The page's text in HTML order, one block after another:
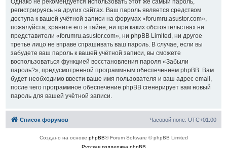
Однако не рекомендуется использовать этот же самый пароль,
регистрируясь на других сайтах. Ваш пароль является средством
доступа к вашей учётной записи на форумах «forumru.asustor.com»,
пожалуйста, храните его в тайне, ни при каких обстоятельствах ни
представители «forumru.asustor.com», ни phpBB Limited, ни другое
третье лицо не вправе спрашивать ваш пароль. В случае, если вы
забудете ваш пароль к вашей учётной записи, вы сможете
воспользоваться функцией восстановления пароля «Забыли
пароль?», предусмотренной программным обеспечением phpBB. Вам
будет необходимо ввести ваше имя пользователя и ваш адрес email,
после чего программное обеспечение phpBB сгенерирует вам новый
пароль для вашей учётной записи.
Список форумов Часовой пояс: UTC+01:00
Создано на основе phpBB® Forum Software © phpBB Limited
Русская поддержка phpBB